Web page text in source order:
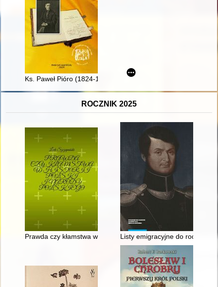
Ks. Paweł Pióro (1824-1909) : historia dobrzyńskiego
ROCZNIK 2025
Prawda czy kłamstwa w historii Polski i narodu polskiego
Listy emigracyjne do rodziców